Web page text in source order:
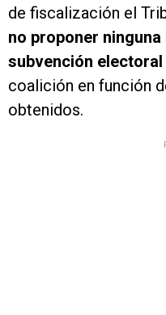
de fiscalización el
no proponer
subvención electoral
coalición en función
obtenidos.